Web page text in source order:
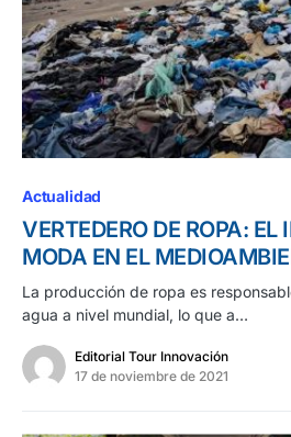
Actualidad
VERTEDERO DE ROPA: EL
MODA EN EL
La producción de ropa es
agua a nivel mundial, lo que a…
Editorial Tour Innovación
17 de noviembre de 2021